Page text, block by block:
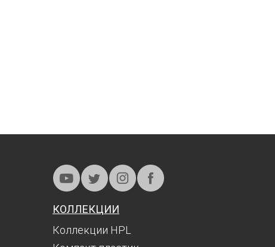
КОЛЛЕКЦИИ
Коллекции HPL